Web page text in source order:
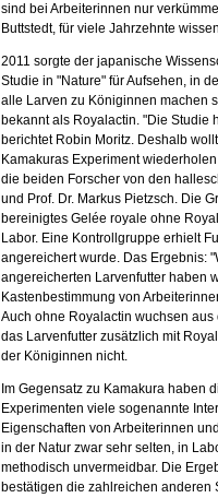
sind bei Arbeiterinnen nur
Buttstedt, für viele Jahrzehnte
2011 sorgte der japanische
Studie in "Nature" für Aufsehen, in
alle Larven zu Königinnen machen
bekannt als Royalactin. "Die Studie
berichtet Robin Moritz. Deshalb
Kamakuras Experiment
die beiden Forscher von den
und Prof. Dr. Markus Pietzsch. Die
bereinigtes Gelée royale ohne
Labor. Eine Kontrollgruppe erhielt
angereichert wurde. Das Ergebnis:
angereicherten Larvenfutter haben
Kastenbestimmung von
Auch ohne Royalactin wuchsen
das Larvenfutter zusätzlich mit
der Königinnen nicht.
Im Gegensatz zu Kamakura haben
Experimenten viele sogenannte
Eigenschaften von Arbeiterinnen
in der Natur zwar sehr selten, in
methodisch unvermeidbar. Die
bestätigen die zahlreichen